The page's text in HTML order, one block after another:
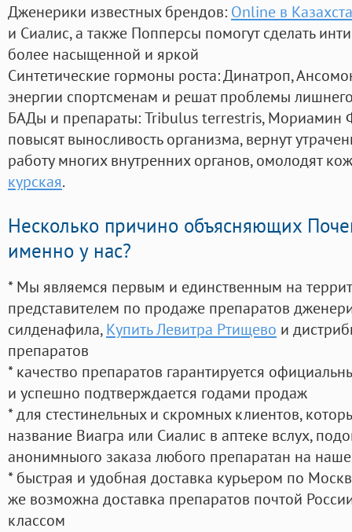
Дженерики известных брендов: Online в
и Сиалис, а также Попперсы помогут сделать
более насыщенной и яркой
Синтетические гормоны роста: Динатроп,
энергии спортсменам и решат проблемы
БАДы и препараты:Tribulus terrestris, Мориамин
повысят выносливость организма, вернут
работу многих внутренних органов, омолодят
курская.
Несколько причино объясняющих
именно у нас?
* Мы являемся первым и единственным на
представителем по продаже препаратов
силденафила, Купить Левитра Ртищево и
препаратов
* качество препаратов гарантируется
и успешно подтверждается годами продаж
* для стестинельных и скромных клиентов,
название Виагра или Сиалис в аптеке вслух,
анонимныого заказа любого препаратан на
* быстрая и удобная доставка курьером по
же возможна доставка препаратов почтой
классом